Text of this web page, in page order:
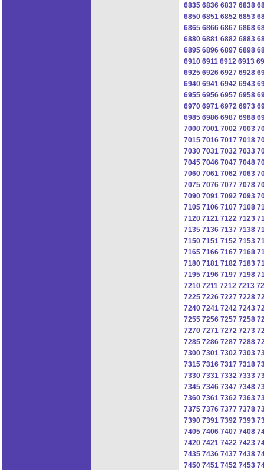
6835 6836 6837 6838
6850 6851 6852 6853
6865 6866 6867 6868
6880 6881 6882 6883
6895 6896 6897 6898
6910 6911 6912 6913
6925 6926 6927 6928
6940 6941 6942 6943
6955 6956 6957 6958
6970 6971 6972 6973
6985 6986 6987 6988
7000 7001 7002 7003
7015 7016 7017 7018
7030 7031 7032 7033
7045 7046 7047 7048
7060 7061 7062 7063
7075 7076 7077 7078
7090 7091 7092 7093
7105 7106 7107 7108
7120 7121 7122 7123
7135 7136 7137 7138
7150 7151 7152 7153
7165 7166 7167 7168
7180 7181 7182 7183
7195 7196 7197 7198
7210 7211 7212 7213
7225 7226 7227 7228
7240 7241 7242 7243
7255 7256 7257 7258
7270 7271 7272 7273
7285 7286 7287 7288
7300 7301 7302 7303
7315 7316 7317 7318
7330 7331 7332 7333
7345 7346 7347 7348
7360 7361 7362 7363
7375 7376 7377 7378
7390 7391 7392 7393
7405 7406 7407 7408
7420 7421 7422 7423
7435 7436 7437 7438
7450 7451 7452 7453